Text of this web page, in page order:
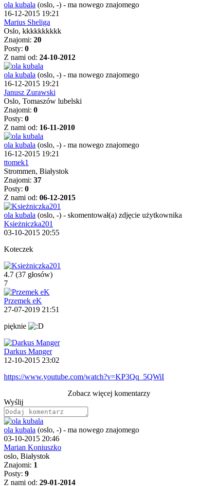
ola kubala (oslo, -) - ma nowego znajomego
16-12-2015 19:21
Marius Sheliga
Oslo, kkkkkkkkkk
Znajomi: 20
Posty: 0
Z nami od: 24-10-2012
ola kubala (oslo, -) - ma nowego znajomego
16-12-2015 19:21
Janusz Zurawski
Oslo, Tomaszów lubelski
Znajomi: 0
Posty: 0
Z nami od: 16-11-2010
ola kubala (oslo, -) - ma nowego znajomego
16-12-2015 19:21
ttomek1
Strommen, Białystok
Znajomi: 37
Posty: 0
Z nami od: 06-12-2015
ola kubala (oslo, -) - skomentował(a) zdjęcie użytkownika
Ksieżniczka201
03-10-2015 20:55
Koteczek
4.7 (37 głosów)
7
Przemek eK
27-07-2019 21:51
pięknie
Darkus Manger
12-10-2015 23:02
https://www.youtube.com/watch?v=KP3Qq_5QWiI
Zobacz więcej komentarzy
Wyślij
ola kubala (oslo, -) - ma nowego znajomego
03-10-2015 20:46
Marian Koniuszko
oslo, Białystok
Znajomi: 1
Posty: 9
Z nami od: 29-01-2014